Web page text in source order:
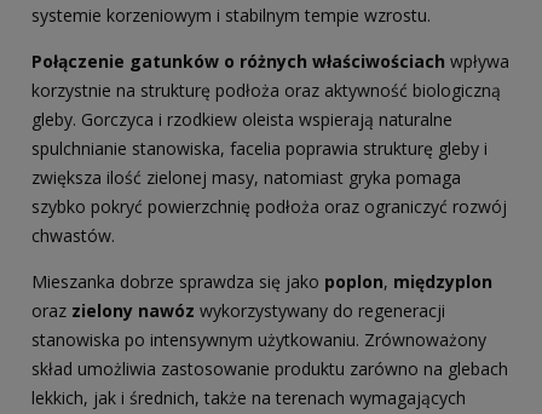
systemie korzeniowym i stabilnym tempie wzrostu.
Połączenie gatunków o różnych właściwościach wpływa
korzystnie na strukturę podłoża oraz aktywność biologiczną
gleby. Gorczyca i rzodkiew oleista wspierają naturalne
spulchnianie stanowiska, facelia poprawia strukturę gleby i
zwiększa ilość zielonej masy, natomiast gryka pomaga
szybko pokryć powierzchnię podłoża oraz ograniczyć rozwój
chwastów.
Mieszanka dobrze sprawdza się jako poplon, międzyplon
oraz zielony nawóz wykorzystywany do regeneracji
stanowiska po intensywnym użytkowaniu. Zrównoważony
skład umożliwia zastosowanie produktu zarówno na glebach
lekkich, jak i średnich, także na terenach wymagających